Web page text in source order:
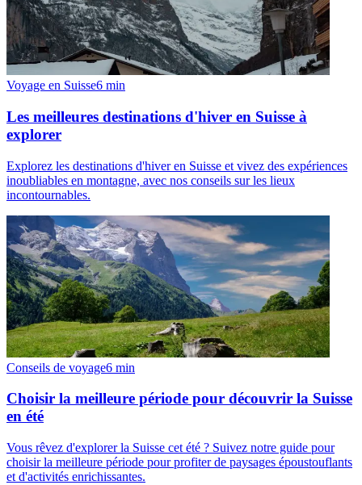
Voyage en Suisse6 min
Les meilleures destinations d'hiver en Suisse à
explorer
Explorez les destinations d'hiver en Suisse et vivez des expériences
inoubliables en montagne, avec nos conseils sur les lieux
incontournables.
Conseils de voyage6 min
Choisir la meilleure période pour découvrir la Suisse
en été
Vous rêvez d'explorer la Suisse cet été ? Suivez notre guide pour
choisir la meilleure période pour profiter de paysages époustouflants
et d'activités enrichissantes.